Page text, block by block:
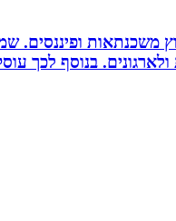
משכנתאות ופיננסים.
בנוסף לכך